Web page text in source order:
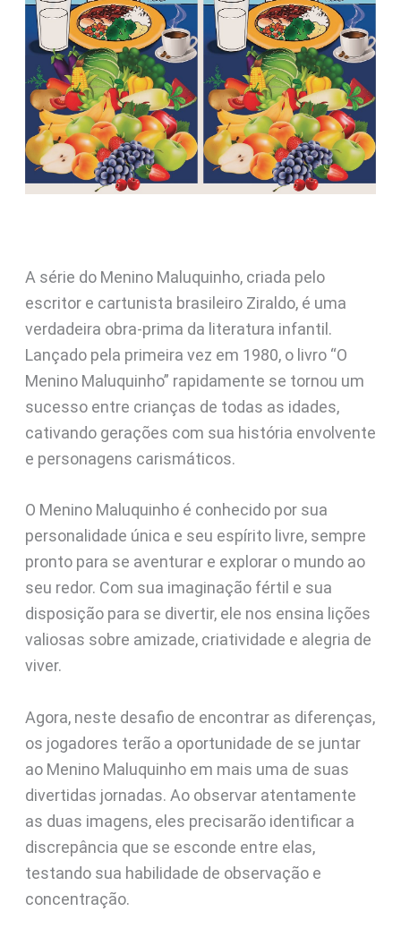
A série do Menino Maluquinho, criada pelo
escritor e cartunista brasileiro Ziraldo, é uma
verdadeira obra-prima da literatura infantil.
Lançado pela primeira vez em 1980, o livro “O
Menino Maluquinho” rapidamente se tornou um
sucesso entre crianças de todas as idades,
cativando gerações com sua história envolvente
e personagens carismáticos.
O Menino Maluquinho é conhecido por sua
personalidade única e seu espírito livre, sempre
pronto para se aventurar e explorar o mundo ao
seu redor. Com sua imaginação fértil e sua
disposição para se divertir, ele nos ensina lições
valiosas sobre amizade, criatividade e alegria de
viver.
Agora, neste desafio de encontrar as diferenças,
os jogadores terão a oportunidade de se juntar
ao Menino Maluquinho em mais uma de suas
divertidas jornadas. Ao observar atentamente
as duas imagens, eles precisarão identificar a
discrepância que se esconde entre elas,
testando sua habilidade de observação e
concentração.